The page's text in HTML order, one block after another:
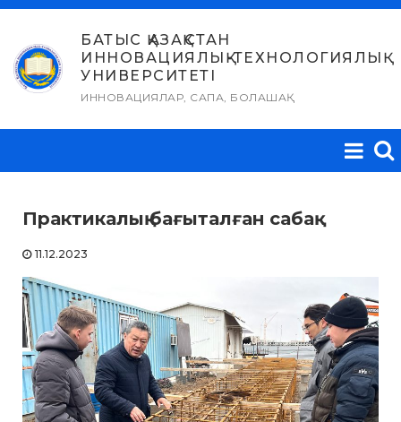
Skip
content
БАТЫС ҚАЗАҚСТАН
ИННОВАЦИЯЛЫҚ-ТЕХНОЛОГИЯЛЫҚ
УНИВЕРСИТЕТІ
ИННОВАЦИЯЛАР, САПА, БОЛАШАҚ
Практикалық бағыталған сабақ
11.12.2023